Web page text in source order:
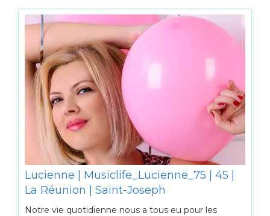
Lucienne | Musiclife_Lucienne_75 | 45 |
La Réunion | Saint-Joseph
Notre vie quotidienne nous a tous eu pour les